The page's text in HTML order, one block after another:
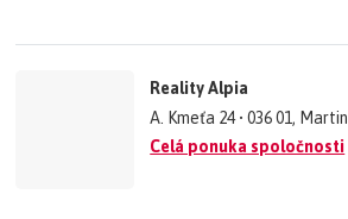
Reality Alpia
A. Kmeťa 24 • 036 01, Martin
Celá ponuka spoločnosti